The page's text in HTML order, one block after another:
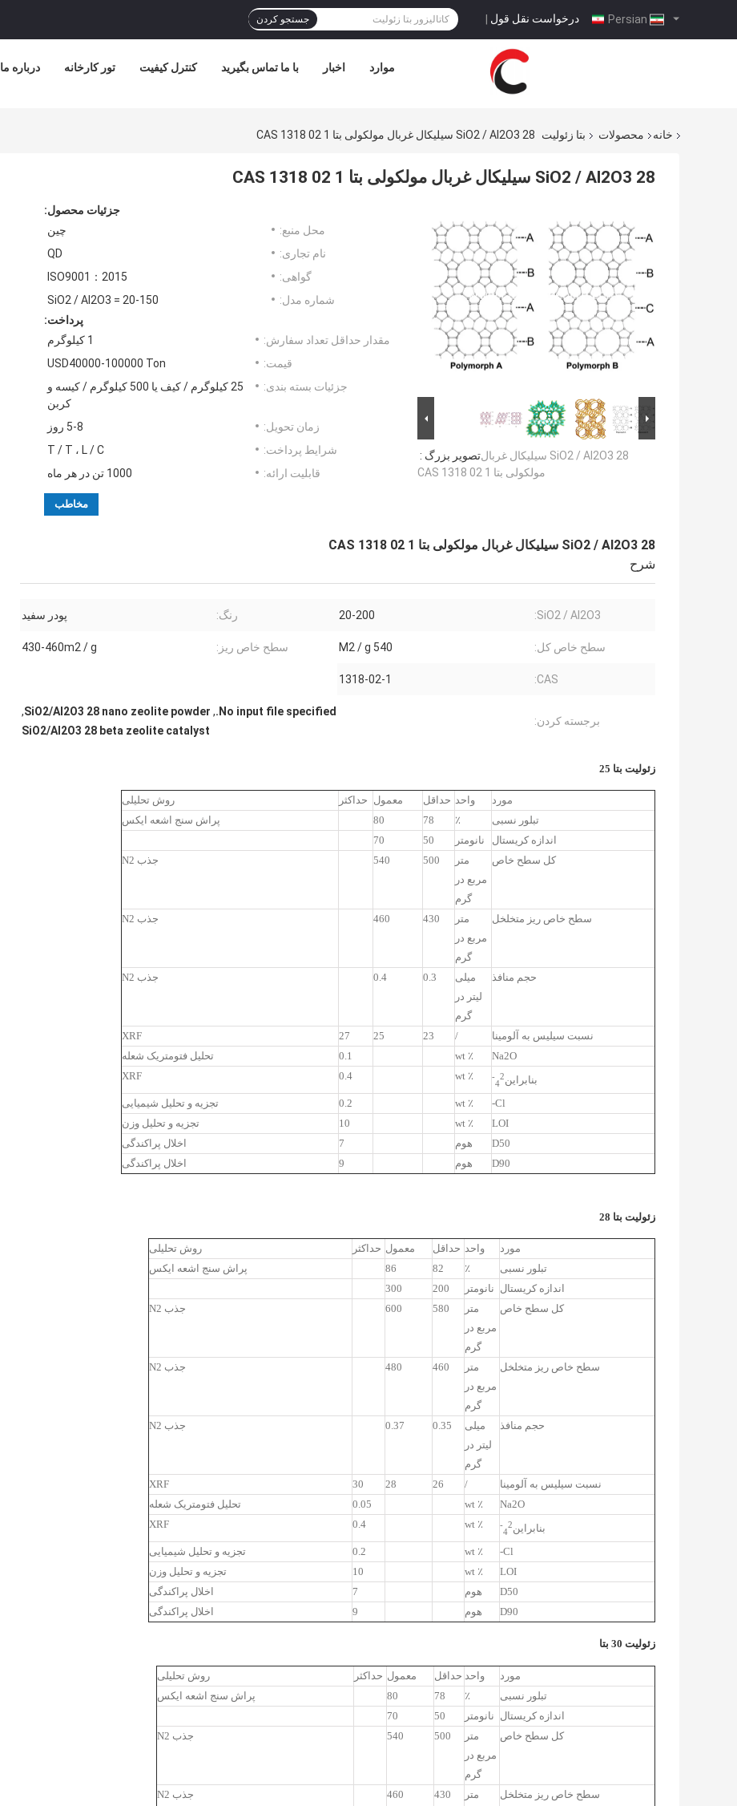
درخواست نقل قول | جستجو کردن
درباره ما تور کارخانه کنترل کیفیت با ما تماس بگیرید اخبار موارد
خانه محصولات بتا زئولیت SiO2 / Al2O3 28 سیلیکال غربال مولکولی بتا CAS 1318 02 1
SiO2 / Al2O3 28 سیلیکال غربال مولکولی بتا CAS 1318 02 1
تصویر بزرگ :SiO2 / Al2O3 28 سیلیکال غربال
مولکولی بتا CAS 1318 02 1
جزئیات محصول:
محل منبع:
چین
نام تجاری:
QD
گواهی:
ISO9001：2015
شماره مدل:
SiO2 / Al2O3 = 20-150
پرداخت:
مقدار حداقل تعداد سفارش:
1 کیلوگرم
قیمت:
USD40000-100000 Ton
جزئیات بسته بندی:
25 کیلوگرم / کیف یا 500 کیلوگرم / کیسه و
کربن
زمان تحویل:
5-8 روز
شرایط پرداخت:
T / T ، L / C
قابلیت ارائه:
1000 تن در هر ماه
مخاطب
SiO2 / Al2O3 28 سیلیکال غربال مولکولی بتا CAS 1318 02 1
شرح
SiO2 / Al2O3:
20-200 رنگ: پودر سفید
سطح خاص کل: 540 M2 / g سطح خاص ریز: 430-460m2 / g
CAS:
1318-02-1
برجسته کردن:
No input file specified.
,
SiO2/Al2O3 28 nano zeolite powder
,
SiO2/Al2O3 28 beta zeolite catalyst
زئولیت بتا 25
مورد واحد حداقل معمول حداکثر
روش تحلیلی
تبلور نسبی
٪ 78
80
پراش سنج اشعه ایکس
اندازه کریستال
نانومتر 50
70
کل سطح خاص
متر
مربع در
گرم
500
540 جذب N2
سطح خاص ریز متخلخل
متر
مربع در
گرم
430
460 جذب N2
حجم منافذ
میلی
لیتر در
گرم
0.3
0.4 جذب N2
نسبت سیلیس به آلومینا /
23
25
27
XRF
Na2O
٪ wt 0.1 تحلیل فتومتریک شعله
بنابراین 4
2- ٪ wt 0.4
XRF
Cl- ٪ wt 0.2
تجزیه و تحلیل شیمیایی
LOI
٪ wt 10
تجزیه و تحلیل وزن
D50
هوم 7
اخلال پراکندگی
D90
هوم 9 اخلال پراکندگی
زئولیت بتا 28
مورد واحد حداقل معمول حداکثر
روش تحلیلی
تبلور نسبی
٪ 82
86
پراش سنج اشعه ایکس
اندازه کریستال نانومتر 200
300
کل سطح خاص
متر
مربع در
گرم
580
600 جذب N2
سطح خاص ریز متخلخل
متر
مربع در
گرم
460
480 جذب N2
حجم منافذ
میلی
لیتر در
گرم
0.35
0.37 جذب N2
نسبت سیلیس به آلومینا /
26
28
30
XRF
Na2O
٪ wt 0.05 تحلیل فتومتریک شعله
بنابراین 4
2- ٪ wt 0.4
XRF
Cl- ٪ wt 0.2
تجزیه و تحلیل شیمیایی
LOI
٪ wt 10
تجزیه و تحلیل وزن
D50
هوم 7
اخلال پراکندگی
D90
هوم 9 اخلال پراکندگی
زئولیت 30 بتا
مورد واحد حداقل معمول حداکثر
روش تحلیلی
تبلور نسبی
٪ 78
80
پراش سنج اشعه ایکس
اندازه کریستال نانومتر 50
70
کل سطح خاص
متر
مربع در
گرم
500
540 جذب N2
سطح خاص ریز متخلخل
متر
430
460 جذب N2